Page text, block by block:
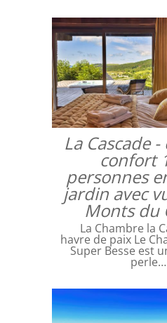
La Cascade
confort
personnes
jardin avec
Monts du
La Chambre la
havre de paix Le
Super Besse est
perle…